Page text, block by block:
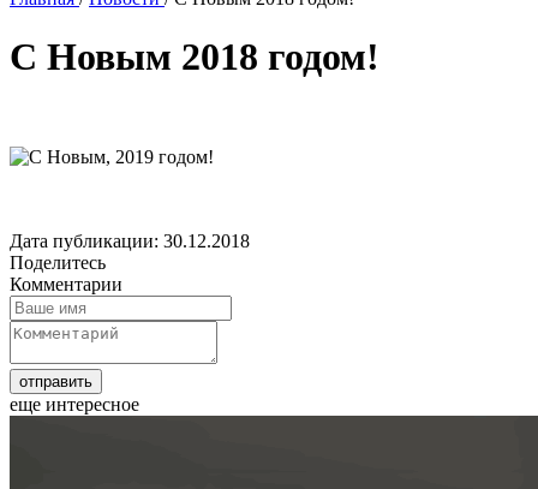
С Новым 2018 годом!
Дата публикации: 30.12.2018
Поделитесь
Комментарии
еще интересное